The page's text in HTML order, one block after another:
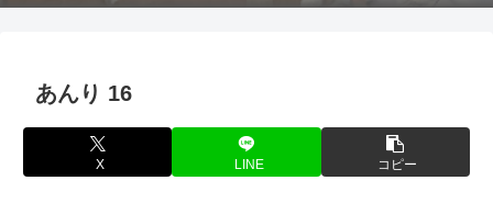
あんり 16
X LINE コピー